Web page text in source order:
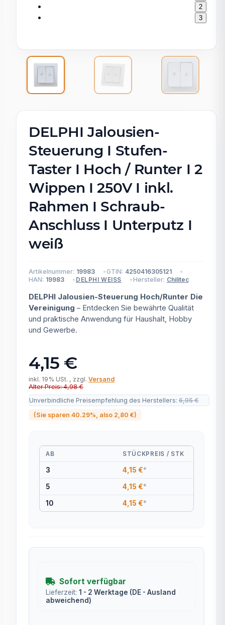
2
3
DELPHI Jalousien-
Steuerung I Stufen-
Taster I Hoch / Runter I 2
Wippen I 250V I inkl.
Rahmen I Schraub-
Anschluss I Unterputz I
weiß
Artikelnummer: 19983 GTIN: 4250416305121
HAN: 19983 DELPHI WEISS Hersteller: Chilitec
DELPHI Jalousien-Steuerung Hoch/Runter Die
Vereinigung – Entdecken Sie bewährte Qualität
und praktische Anwendung für Haushalt, Hobby
und Gewerbe.
4,15 €
inkl. 19% USt. , zzgl. Versand
Alter Preis: 4,98 €
Unverbindliche Preisempfehlung des Herstellers: 6,95 €
(Sie sparen 40.29% , also 2,80 €)
AB STÜCKPREIS / STK
3 4,15 €*
5 4,15 €*
10 4,15 €*
Sofort verfügbar
Lieferzeit: 1 - 2 Werktage (DE - Ausland
abweichend)